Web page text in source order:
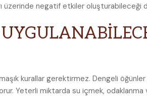
üzerinde negatif etkiler oluşturabileceği
kurallar gerektirmez. Dengeli
Yeterli miktarda su içmek, odaklanma